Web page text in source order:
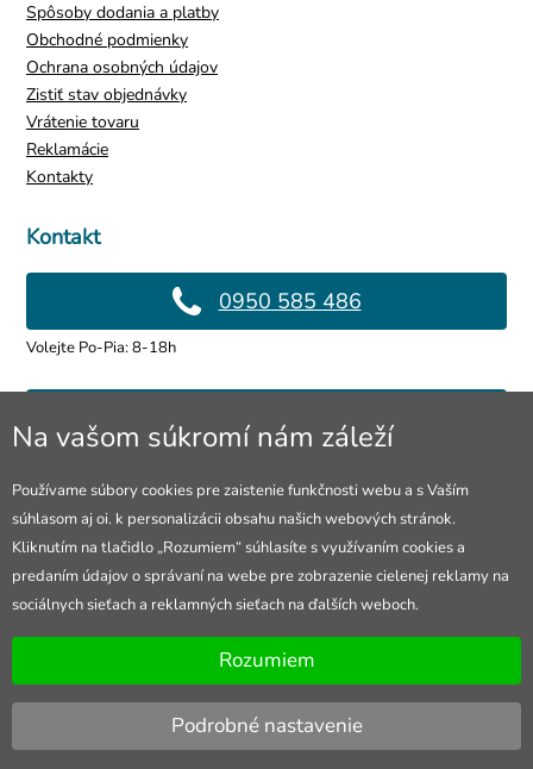
Kontakt
0950 585 486
Volejte Po-Pia: 8-18h
info@4lol.cz
Predajňa v Ostrave
28. října 250, Ostrava
Otevřeno Po-Pia: 10-18h
Spôsoby dodania a platby
Obchodné podmienky
Ochrana osobných údajov
Zistiť stav objednávky
Vrátenie tovaru
Reklamácie
Kontakty
Na vašom súkromí nám záleží
Používame súbory cookies pre zaistenie funkčnosti webu a s Vaším
súhlasom aj oi. k personalizácii obsahu našich webových stránok.
Kliknutím na tlačidlo „Rozumiem“ súhlasíte s využívaním cookies a
predaním údajov o správaní na webe pre zobrazenie cielenej reklamy na
sociálnych sieťach a reklamných sieťach na ďalších weboch.
Rozumiem
Podrobné nastavenie